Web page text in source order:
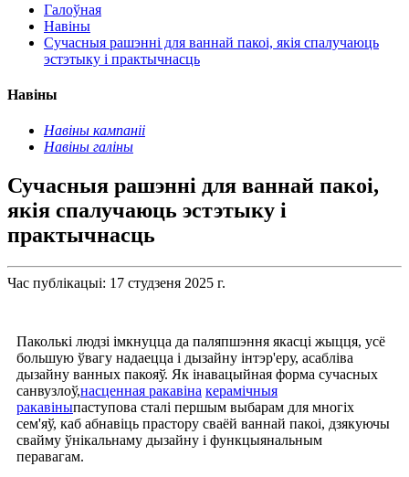
Галоўная
Навіны
Сучасныя рашэнні для ваннай пакоі, якія спалучаюць
эстэтыку і практычнасць
Навіны
Навіны кампаніі
Навіны галіны
Сучасныя рашэнні для ваннай пакоі,
якія спалучаюць эстэтыку і
практычнасць
Час публікацыі: 17 студзеня 2025 г.
Паколькі людзі імкнуцца да паляпшэння якасці жыцця, усё
большую ўвагу надаецца і дызайну інтэр'еру, асабліва
дызайну ванных пакояў. Як інавацыйная форма сучасных
санвузлоў,насценная ракавіна керамічныя
ракавіныпаступова сталі першым выбарам для многіх
сем'яў, каб абнавіць прастору сваёй ваннай пакоі, дзякуючы
свайму ўнікальнаму дызайну і функцыянальным
перавагам.